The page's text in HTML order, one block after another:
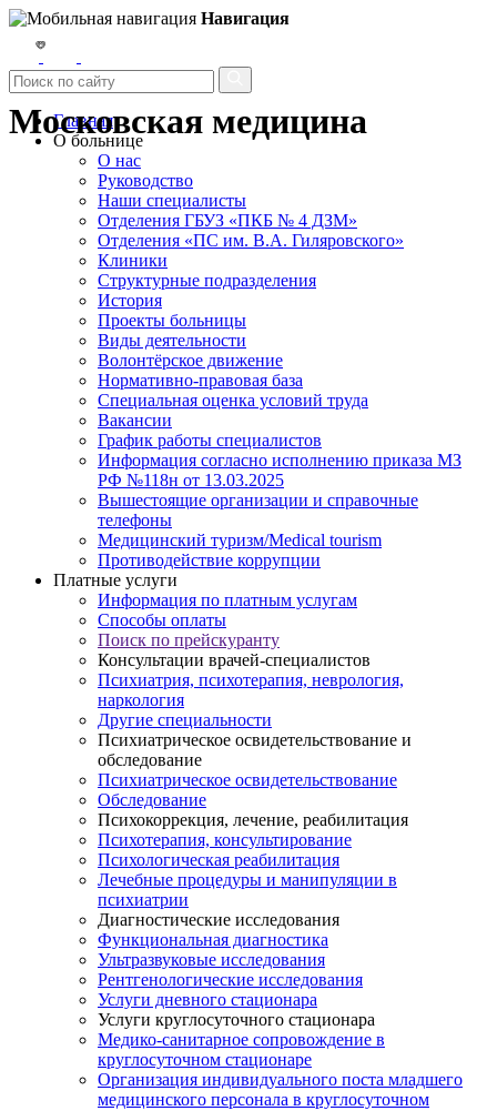
Московская медицина
Навигация
Главная
О больнице
О нас
Руководство
Наши специалисты
Отделения ГБУЗ «ПКБ № 4 ДЗМ»
Отделения «ПС им. В.А. Гиляровского»
Клиники
Структурные подразделения
История
Проекты больницы
Виды деятельности
Волонтёрское движение
Нормативно-правовая база
Специальная оценка условий труда
Вакансии
График работы специалистов
Информация согласно исполнению приказа МЗ
РФ №118н от 13.03.2025
Вышестоящие организации и справочные
телефоны
Медицинский туризм/Medical tourism
Противодействие коррупции
Платные услуги
Информация по платным услугам
Способы оплаты
Поиск по прейскуранту
Консультации врачей-специалистов
Психиатрия, психотерапия, неврология,
наркология
Другие специальности
Психиатрическое освидетельствование и
обследование
Психиатрическое освидетельствование
Обследование
Психокоррекция, лечение, реабилитация
Психотерапия, консультирование
Психологическая реабилитация
Лечебные процедуры и манипуляции в
психиатрии
Диагностические исследования
Функциональная диагностика
Ультразвуковые исследования
Рентгенологические исследования
Услуги дневного стационара
Услуги круглосуточного стационара
Медико-санитарное сопровождение в
круглосуточном стационаре
Организация индивидуального поста младшего
медицинского персонала в круглосуточном